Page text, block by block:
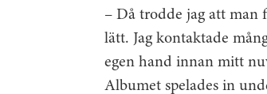
– Då trodde jag att man
lätt. Jag kontaktade
egen hand innan mitt
Albumet spelades in